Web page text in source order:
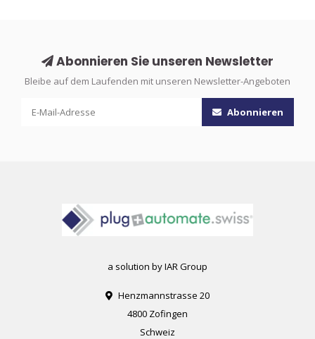
Abonnieren Sie unseren Newsletter
Bleibe auf dem Laufenden mit unseren Newsletter-Angeboten
Abonnieren
a solution by IAR Group
Henzmannstrasse 20
4800 Zofingen
Schweiz